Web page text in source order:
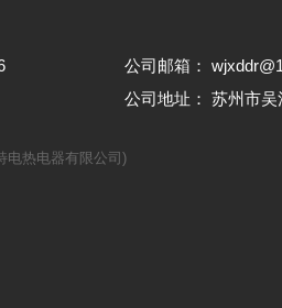
公司邮箱：
公司地址： 苏州市
电热电器有限公司)